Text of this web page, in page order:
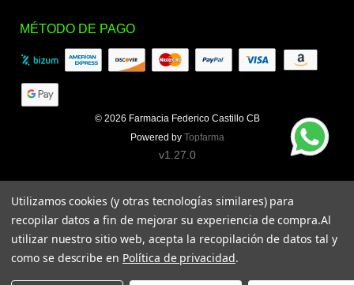
MÉTODO DE PAGO
© 2026 Farmacia Federico Castillo CB
Powered by Topfarma
v1.27.0
Utilizamos cookies (y otras tecnologías similares) para
recopilar datos a fin de mejorar su experiencia de compra.Al
utilizar nuestro sitio web, acepta la recopilación de datos tal y
como se describe en Política de privacidad.